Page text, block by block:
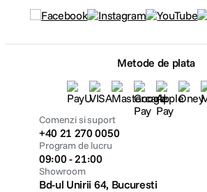
Metode de plata
Comenzi si suport
+40 21 270 0050
Program de lucru
09:00 - 21:00
Showroom
Bd-ul Unirii 64, Bucuresti